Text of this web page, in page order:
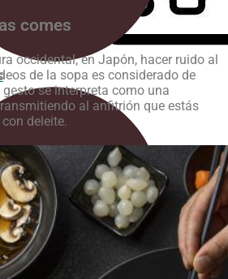
comes
occidental, en Japón, hacer ruido al
de la sopa es considerado de
se interpreta como una
al anfitrión que estás
deleite.